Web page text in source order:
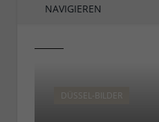
NAVIGIEREN
DÜSSEL-BILDER